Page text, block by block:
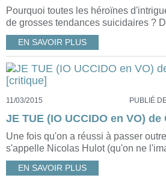
Pourquoi toutes les héroïnes
de grosses tendances suicidaires ?
EN SAVOIR PLUS
11/03/2015 PUBLIÉ
Une fois qu'on a réussi à passer
s'appelle Nicolas Hulot (qu'on ne
EN SAVOIR PLUS